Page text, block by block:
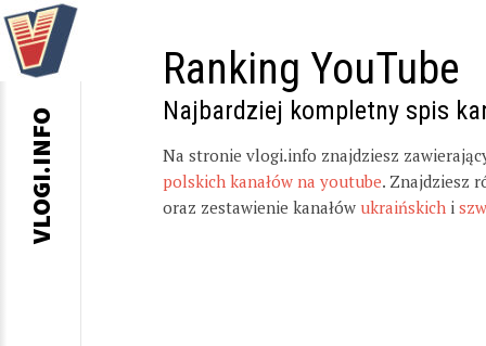
Ranking YouTube
Najbardziej kompletny spis
Na stronie vlogi.info znajdziesz
polskich kanałów na youtube. Znajdziesz
oraz zestawienie kanałów ukraińskich i
VLOGI.INFO